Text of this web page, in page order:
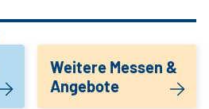
Weitere Messen &
Angebote